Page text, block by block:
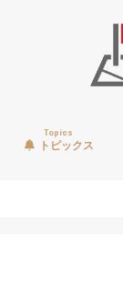
Topics
トピックス